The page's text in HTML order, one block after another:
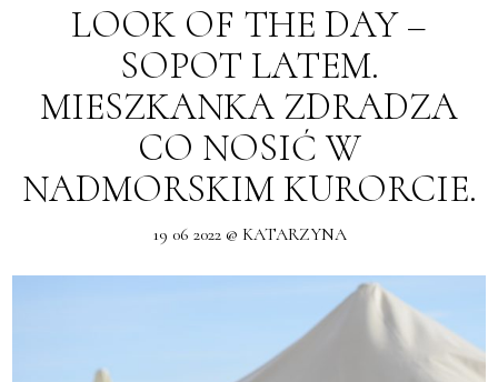
LOOK OF THE DAY –
SOPOT LATEM.
MIESZKANKA ZDRADZA
CO NOSIĆ W
NADMORSKIM KURORCIE.
19 06 2022 @ KATARZYNA